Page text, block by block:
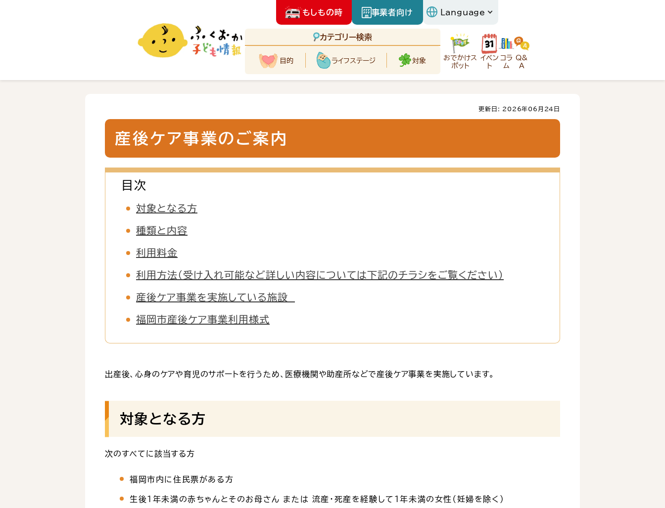
もしもの時 事業者向け
カテゴリー検索
目的 ライフステージ 対象
おでかけス
ポット
イベン
ト
コラ
ム
Q&
A
更新日: 2026年06月24日
産後ケア事業のご案内
目次
対象となる方
種類と内容
利用料金
利用方法（受け入れ可能など詳しい内容については下記のチラシをご覧ください）
産後ケア事業を実施している施設
福岡市産後ケア事業利用様式
出産後、心身のケアや育児のサポートを行うため、医療機関や助産所などで産後ケア事業を実施しています。
対象となる方
次のすべてに該当する方
福岡市内に住民票がある方
生後1年未満の赤ちゃんとそのお母さん または 流産・死産を経験して1年未満の女性（妊婦を除く）